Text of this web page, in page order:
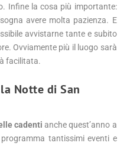
Infine la cosa più importante:
avere molta pazienza. E
avvistarne tante e subito
Ovviamente più il luogo sarà
facilitata.
Notte di San
cadentianche quest’anno a
tantissimi eventi e